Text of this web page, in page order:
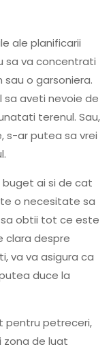
ale planificarii
sa va concentrati
o garsoniera.
sa aveti nevoie de
terenul. Sau,
s-ar putea sa vrei
ai si de cat
o necesitate sa
sa obtii tot ce este
clara despre
va va asigura ca
duce la
pentru petreceri,
zona de luat